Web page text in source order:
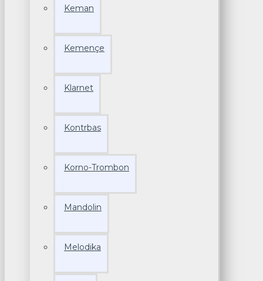
Keman
Kemençe
Klarnet
Kontrbas
Korno-Trombon
Mandolin
Melodika